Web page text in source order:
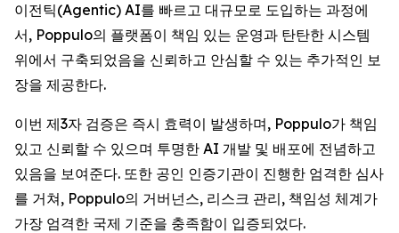
이전틱(Agentic) AI를 빠르고 대규모로 도입하는 과정에
서, Poppulo의 플랫폼이 책임 있는 운영과 탄탄한 시스템
위에서 구축되었음을 신뢰하고 안심할 수 있는 추가적인 보
장을 제공한다.
이번 제3자 검증은 즉시 효력이 발생하며, Poppulo가 책임
있고 신뢰할 수 있으며 투명한 AI 개발 및 배포에 전념하고
있음을 보여준다. 또한 공인 인증기관이 진행한 엄격한 심사
를 거쳐, Poppulo의 거버넌스, 리스크 관리, 책임성 체계가
가장 엄격한 국제 기준을 충족함이 입증되었다.